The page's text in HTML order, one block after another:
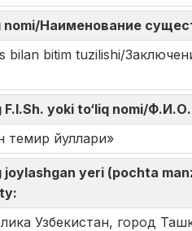
nomi/Наименование
bilan bitim tuzilishi/
yoki to‘liq nomi/
темир йуллари»
joylashgan yeri (pochta
Узбекистан, город